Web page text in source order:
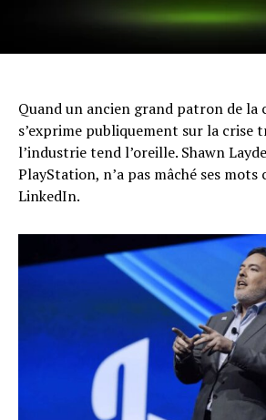
Quand un ancien grand patron de la
s’exprime publiquement sur la crise
l’industrie tend l’oreille. Shawn
PlayStation, n’a pas mâché ses
LinkedIn.